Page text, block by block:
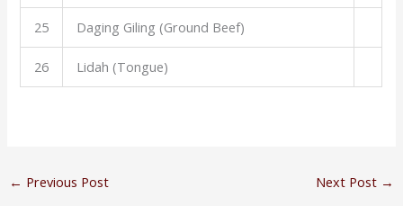
25 Daging Giling (Ground Beef)
26 Lidah (Tongue)
← Previous Post Next Post →